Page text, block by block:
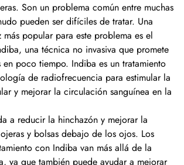
Son un problema común entre muchas
pueden ser difíciles de tratar. Una
popular para este problema es el
una técnica no invasiva que promete
en poco tiempo. Indiba es un tratamiento
de radiofrecuencia para estimular la
y mejorar la circulación sanguínea en la
a reducir la hinchazón y mejorar la
y bolsas debajo de los ojos. Los
con Indiba van más allá de la
ya que también puede ayudar a mejorar